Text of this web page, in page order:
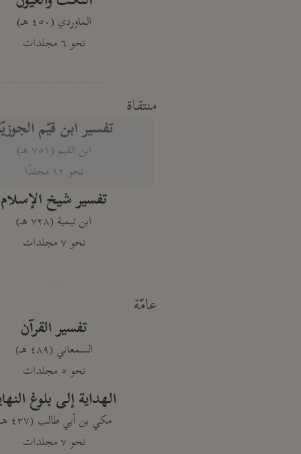
الماوردي (٤٥٠ هـ)
نحو ٦ مجلدات
منتقاة
تفسير ابن قيّم
ابن القيم (٧٥١ هـ)
نحو ١٢ مجلدًا
تفسير شيخ الإسلام
ابن تيمية (٧٢٨ هـ)
نحو ٧ مجلدات
عامّة
تفسير القرآن
السمعاني (٤٨٩ هـ)
نحو ٥ مجلدات
الهداية إلى بلوغ
مكي بن أبي طالب (٤٣٧ هـ)
نحو ٧ مجلدات